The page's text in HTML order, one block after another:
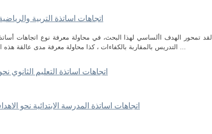
اتجاهات اساتذة التربية
لقد تمحور الهدف األساسي لهذا البحث، في محاولة معرفة نوع اتجاهات أساتذة
التدريس بالمقاربة بالكفاءات ، كذا محاولة معرفة مدى عالقة هذه االتجاهات بعدد من المتغيرات كالجنس والشهادة ...
اتجاهات اساتذة التعليم الثانوي
اتجاهات اساتذة المدرسة الابتدائية نحو